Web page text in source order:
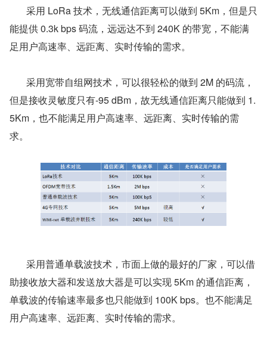
能提供 0.3k bps 码流，远远达不到 240K 的带宽，不能满
足用户高速率、远距离、实时传输的需求。
但是接收灵敏度只有-95 dBm，故无线通信距离只能做到 1.
5Km，也不能满足用户高速率、远距离、实时传输的需
求。
助接收放大器和发送放大器是可以实现 5Km 的通信距离，
单载波的传输速率最多也只能做到 100K bps。也不能满足
用户高速率、远距离、实时传输的需求。